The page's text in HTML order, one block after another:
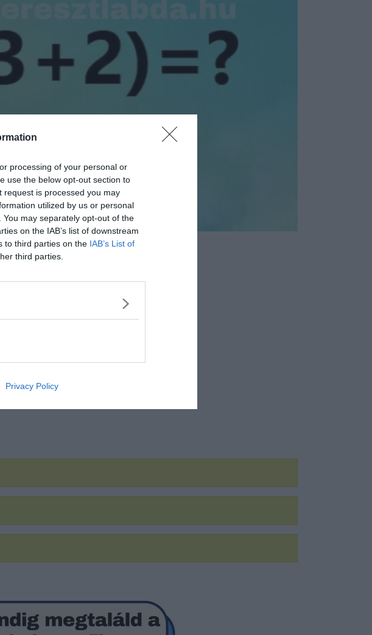
processing of your personal or
use the below opt-out section to
is processed you may
utilized by us or personal
may separately opt-out of the
on the IAB’s list of downstream
to third parties on the IAB’s List of
third parties.
Privacy Policy